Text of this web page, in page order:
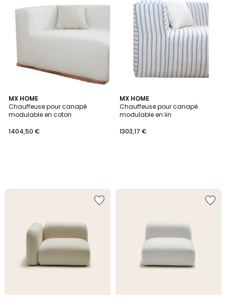
MX HOME
Chauffeuse pour canapé
modulable en coton
1404,50 €
MX HOME
Chauffeuse pour canapé
modulable en lin
1303,17 €